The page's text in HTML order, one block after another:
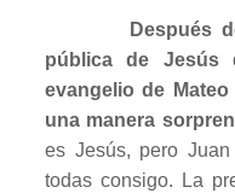
Después
pública de Jesús
evangelio de
una manera
es Jesús, pero
todas consigo. La